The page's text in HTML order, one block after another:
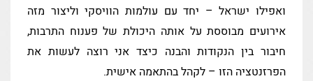
ואפילו ישראל – יחד עם עולמות הוויסקי וליצור מזה
אירועים מבוססת על אותה היכולת של פענוח התרבות,
חיבור בין הנקודות והבנה כיצד אני רוצה לעשות את
הפרזנטציה הזו – לקהל בהתאמה אישית.